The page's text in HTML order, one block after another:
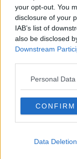
your opt-out. You
disclosure of your
IAB’s list of
also be disclosed
Downstream
Personal
CONFIRM
Data Deletion
Armiamoci e...
Da Capodanno a
Schizzi di fango
Sor-riso amaro
Fine anno al ristorante
La festa di
Natale 2024
Re e regnanti
A noi interessa il
Una performance
Il compagno
​Io (allo specchio)
Passato, presente,